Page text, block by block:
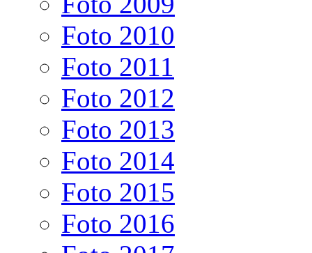
Foto 2010
Foto 2011
Foto 2012
Foto 2013
Foto 2014
Foto 2015
Foto 2016